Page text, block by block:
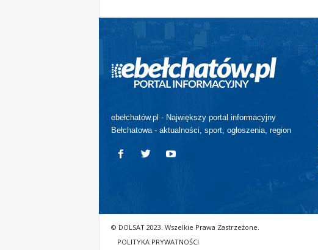
ebełchatów.pl - Największy portal informacyjny
Bełchatowa - aktualności, sport, ogłoszenia, region
© DOLSAT 2023. Wszelkie Prawa Zastrzeżone.
POLITYKA PRYWATNOŚCI